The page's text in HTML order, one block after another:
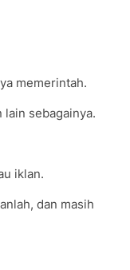
memerintah.
sebagainya.
iklan.
dan masih